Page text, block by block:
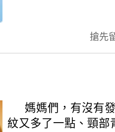
搶先
媽媽們，有沒有
紋又多了一點、頸部